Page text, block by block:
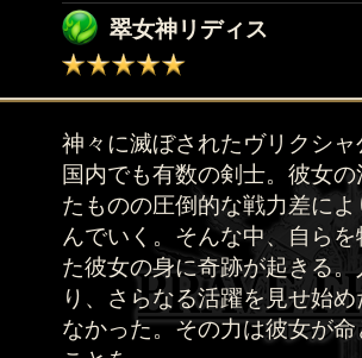
翠女神リディス
神々に滅ぼされたヴリクシャ
国内でも有数の剣士。彼女
たものの圧倒的な戦力差に
んでいく。そんな中、自ら
た彼女の身に奇跡が起きる
り、さらなる活躍を見せ始
なかった。その力は彼女が